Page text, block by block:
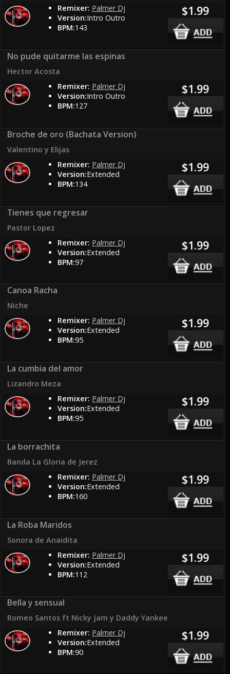
Remixer: Palmer Dj
Version:Intro Outro
BPM:143
$1.99
No pude quitarme las espinas
Hector Acosta
Remixer: Palmer Dj
Version:Intro Outro
BPM:127
$1.99
Broche de oro (Bachata Version)
Valentino y Elijas
Remixer: Palmer Dj
Version:Extended
BPM:134
$1.99
Tienes que regresar
Pastor Lopez
Remixer: Palmer Dj
Version:Extended
BPM:97
$1.99
Canoa Racha
Niche
Remixer: Palmer Dj
Version:Extended
BPM:95
$1.99
La cumbia del amor
Lizandro Meza
Remixer: Palmer Dj
Version:Extended
BPM:95
$1.99
La borrachita
Banda La Gloria de Jerez
Remixer: Palmer Dj
Version:Extended
BPM:160
$1.99
La Roba Maridos
Sonora de Anaidita
Remixer: Palmer Dj
Version:Extended
BPM:112
$1.99
Bella y sensual
Romeo Santos ft Nicky Jam y Daddy Yankee
Remixer: Palmer Dj
Version:Extended
BPM:90
$1.99